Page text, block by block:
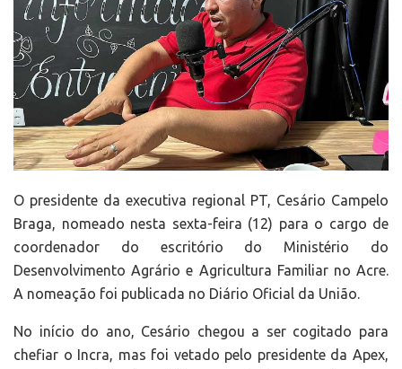
O presidente da executiva regional PT, Cesário Campelo
Braga, nomeado nesta sexta-feira (12) para o cargo de
coordenador do escritório do Ministério do
Desenvolvimento Agrário e Agricultura Familiar no Acre.
A nomeação foi publicada no Diário Oficial da União.
No início do ano, Cesário chegou a ser cogitado para
chefiar o Incra, mas foi vetado pelo presidente da Apex,